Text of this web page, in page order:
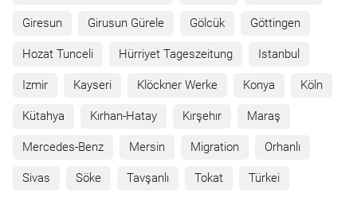
Giresun Girusun Gürele Gölcük Göttingen
Hozat Tunceli Hürriyet Tageszeitung Istanbul
Izmir Kayseri Klöckner Werke Konya Köln
Kütahya Kırhan-Hatay Kırşehır Maraş
Mercedes-Benz Mersin Migration Orhanlı
Sivas Söke Tavşanlı Tokat Türkei